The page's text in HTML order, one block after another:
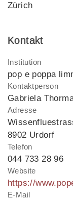
Zürich
Kontakt
Institution
pop e poppa
Kontaktperson
Gabriela
Adresse
8902 Urdorf
Telefon
044 733 28 96
Website
E-Mail